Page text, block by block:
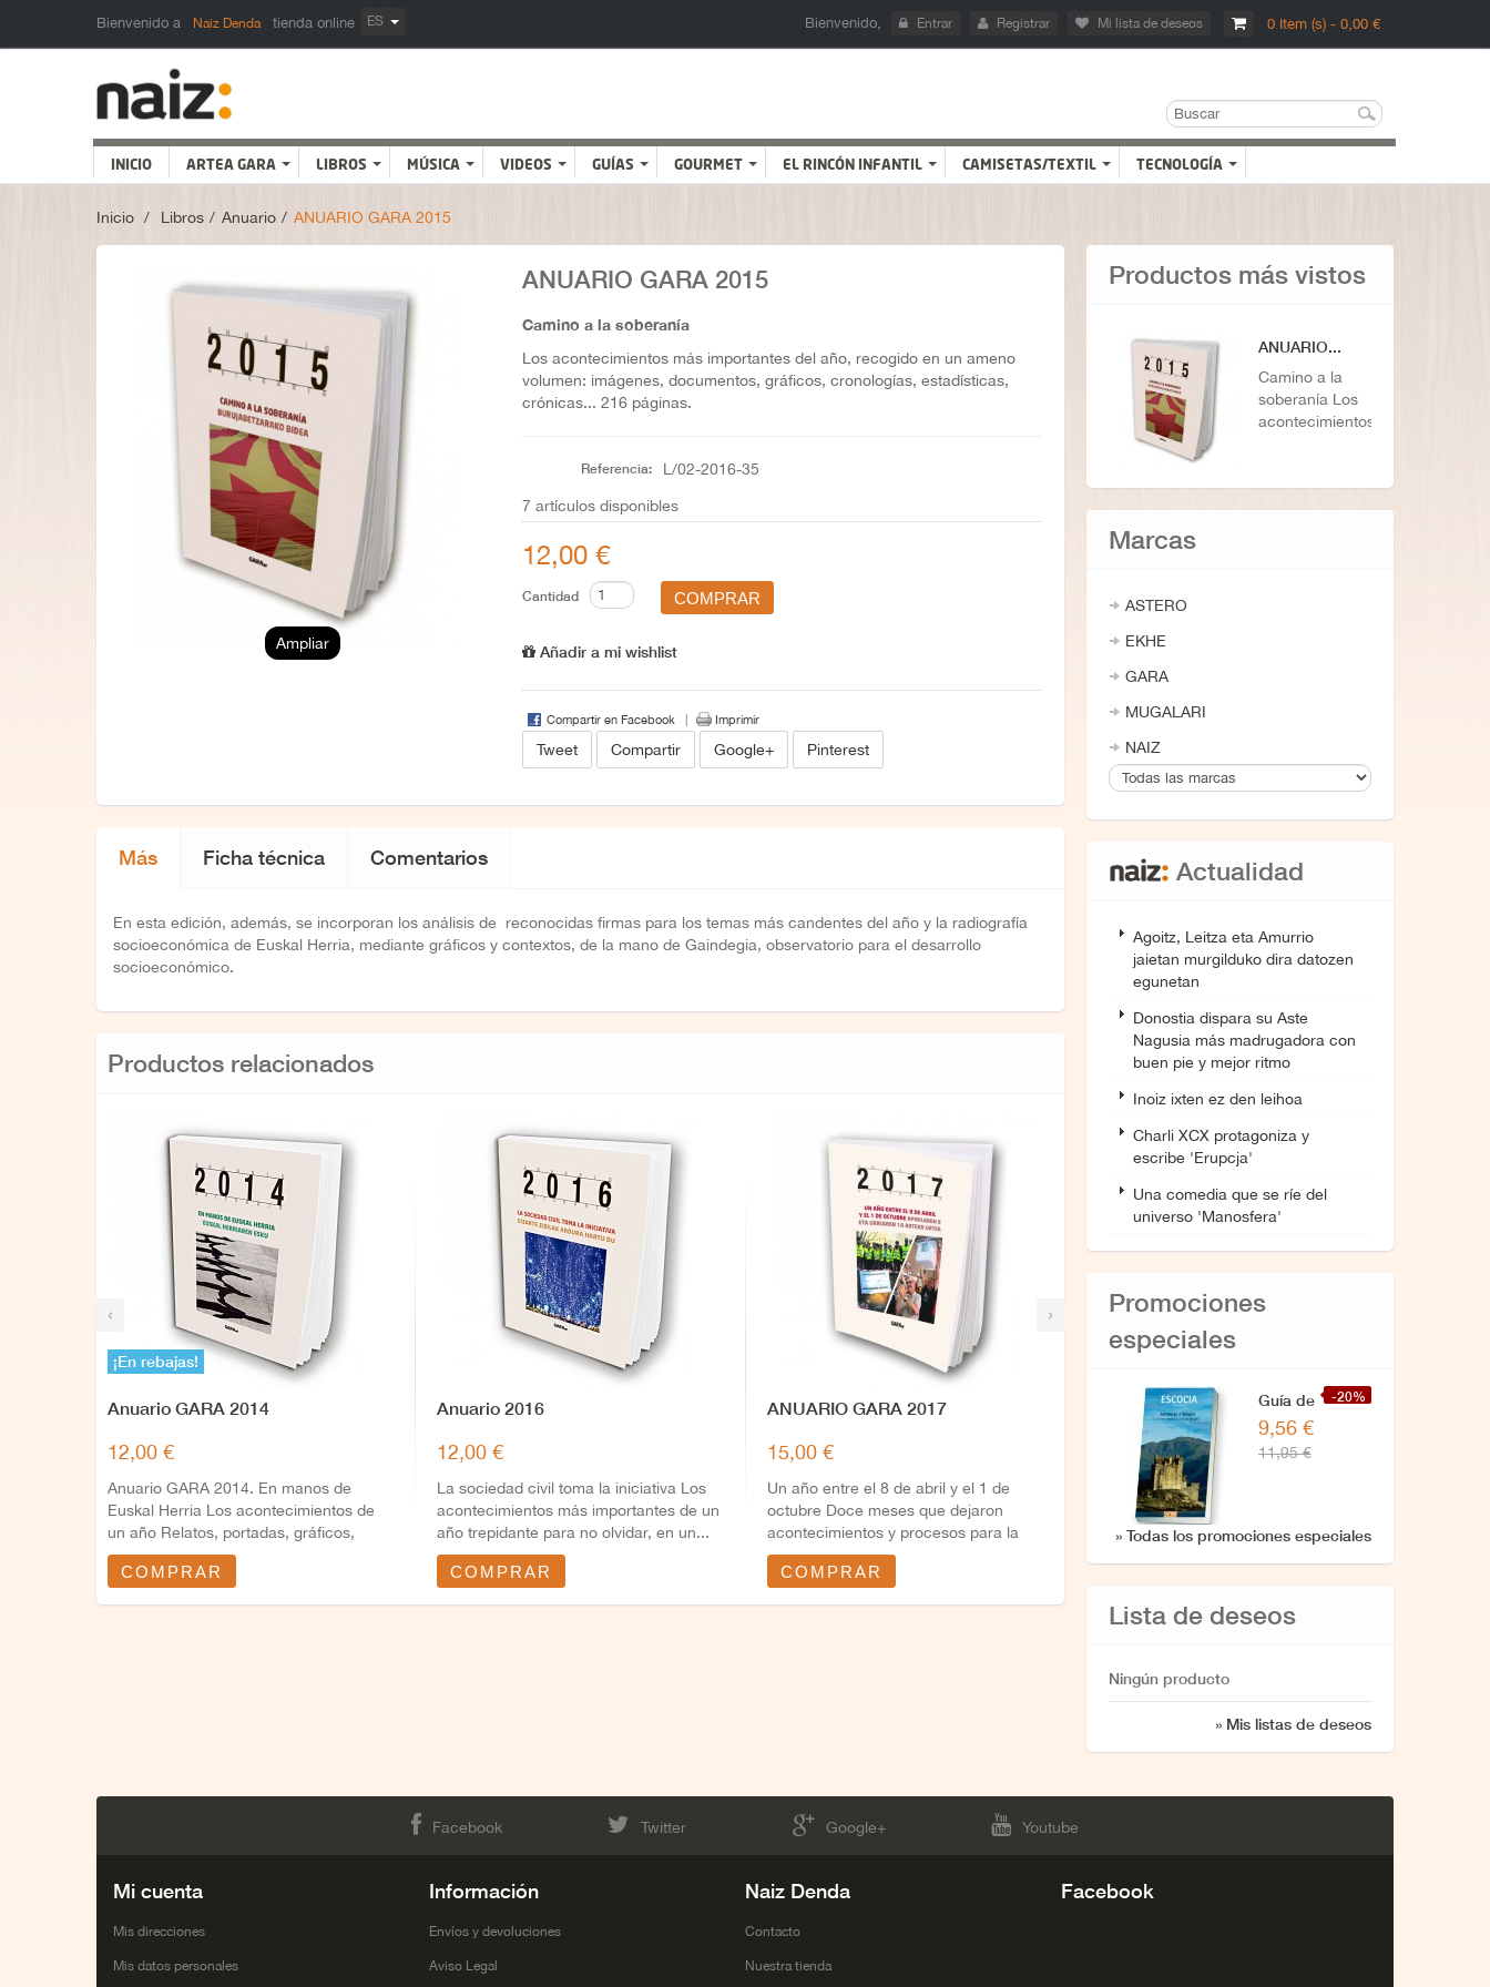
Bienvenido a Naiz Denda tienda online 0 Item (s) - 0,00 €
Bienvenido, Entrar Registrar Mi lista de deseos
ES
INICIO ARTEA GARA LIBROS MÚSICA VIDEOS GUÍAS GOURMET EL RINCÓN INFANTIL CAMISETAS/TEXTIL TECNOLOGÍA
Inicio > Libros > Anuario > ANUARIO GARA 2015
Ampliar
ANUARIO GARA 2015
Camino a la soberanía
Los acontecimientos más importantes del año, recogido en un ameno
volumen: imágenes, documentos, gráficos, cronologías, estadísticas,
crónicas... 216 páginas.
Referencia: L/02-2016-35
7 artículos disponibles
12,00 €
Cantidad
Añadir a mi wishlist
Compartir en Facebook Imprimir
Tweet Compartir Google+ Pinterest
Más Ficha técnica Comentarios
En esta edición, además, se incorporan los análisis de reconocidas firmas para los temas más candentes del año y la radiografía
socioeconómica de Euskal Herria, mediante gráficos y contextos, de la mano de Gaindegia, observatorio para el desarrollo
socioeconómico.
Productos relacionados
‹ ›
¡En rebajas!
Anuario GARA 2014
12,00 €
Anuario GARA 2014. En manos de
Euskal Herria Los acontecimientos de
un año Relatos, portadas, gráficos,
cronologías,...
COMPRAR
Anuario 2016
12,00 €
La sociedad civil toma la iniciativa Los
acontecimientos más importantes de un
año trepidante para no olvidar, en un...
COMPRAR
ANUARIO GARA 2017
15,00 €
Un año entre el 8 de abril y el 1 de
octubre Doce meses que dejaron
acontecimientos y procesos para la
historia: el...
COMPRAR
Productos más vistos
ANUARIO...
Camino a la
soberanía Los
acontecimientos...
Marcas
ASTERO
EKHE
GARA
MUGALARI
NAIZ
Actualidad
Agoitz, Leitza eta Amurrio
jaietan murgilduko dira datozen
egunetan
Donostia dispara su Aste
Nagusia más madrugadora con
buen pie y mejor ritmo
Inoiz ixten ez den leihoa
Charli XCX protagoniza y
escribe 'Erupcja'
Una comedia que se ríe del
universo 'Manosfera'
Promociones
especiales
-20%
Guía de
Escocia
9,56 €
11,95 €
» Todas los promociones especiales
Lista de deseos
Ningún producto
» Mis listas de deseos
Facebook Twitter Google+ Youtube
Mi cuenta
Mis direcciones
Mis datos personales
Información
Envíos y devoluciones
Aviso Legal
Naiz Denda
Contacto
Nuestra tienda
Facebook